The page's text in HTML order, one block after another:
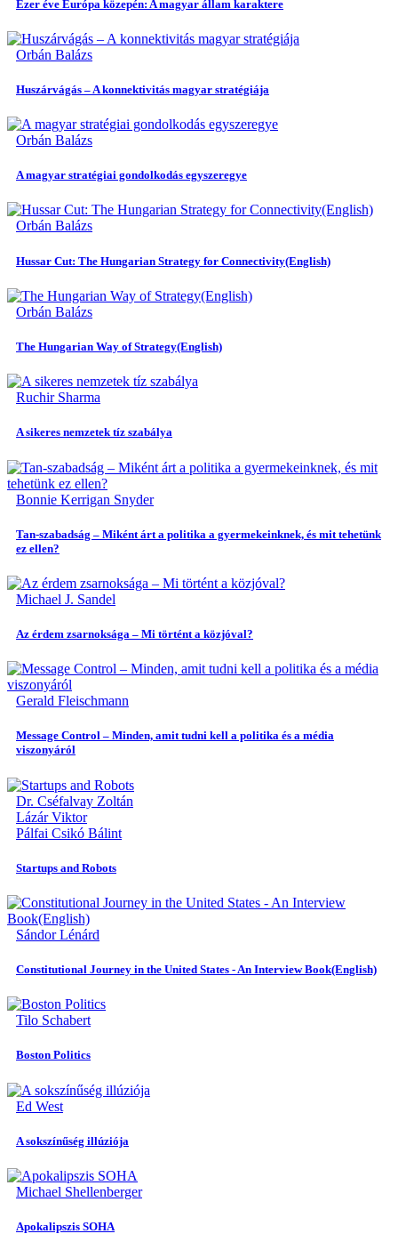
Ezer éve Európa közepén: A magyar állam karaktere
Orbán Balázs
Huszárvágás – A konnektivitás magyar stratégiája
Orbán Balázs
A magyar stratégiai gondolkodás egyszeregye
Orbán Balázs
Hussar Cut: The Hungarian Strategy for Connectivity(English)
Orbán Balázs
The Hungarian Way of Strategy(English)
Ruchir Sharma
A sikeres nemzetek tíz szabálya
Bonnie Kerrigan Snyder
Tan-szabadság – Miként árt a politika a gyermekeinknek, és mit tehetünk
ez ellen?
Michael J. Sandel
Az érdem zsarnoksága – Mi történt a közjóval?
Gerald Fleischmann
Message Control – Minden, amit tudni kell a politika és a média
viszonyáról
Dr. Cséfalvay Zoltán
Lázár Viktor
Pálfai Csikó Bálint
Startups and Robots
Sándor Lénárd
Constitutional Journey in the United States - An Interview Book(English)
Tilo Schabert
Boston Politics
Ed West
A sokszínűség illúziója
Michael Shellenberger
Apokalipszis SOHA